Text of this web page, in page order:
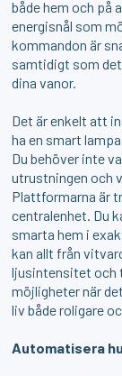
både hem och på
energisnål som
kommandon är
samtidigt som
dina vanor.
Det är enkelt att
ha en smart
Du behöver inte
utrustningen och
Plattformarna är
centralenhet. Du
smarta hem i
kan allt från
ljusintensitet och
möjligheter när
liv både roligare
Automatisera